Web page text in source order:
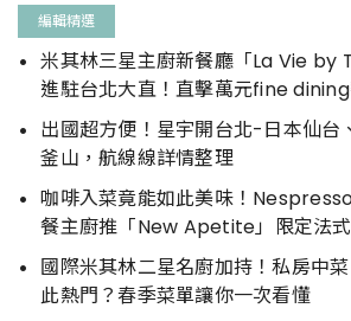
編輯精選
米其林三星主廚新餐廳「La Vie by
進駐台北大直！直擊萬元fine
出國超方便！星宇開台北-日本仙台
釜山，航線線詳情整理
咖啡入菜竟能如此美味！
餐主廚推「New Apetite」限定法
國際米其林二星名廚加持！私房中
此熱門？春季菜單讓你一次看懂